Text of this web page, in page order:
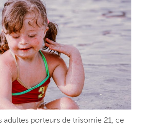
adultes porteurs de trisomie 21, ce